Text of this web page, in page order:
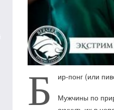
Б ир-понг (или
Мужчины по